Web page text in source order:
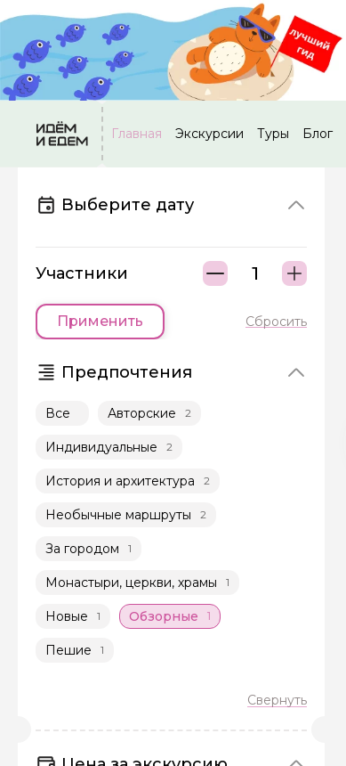
Главная Экскурсии Туры Блог
Выберите дату
Участники
Применить Сбросить
Предпочтения
Все Авторские 2
Индивидуальные 2
История и архитектура 2
Необычные маршруты 2
За городом 1
Монастыри, церкви, храмы 1
Новые 1 Обзорные 1
Пешие 1